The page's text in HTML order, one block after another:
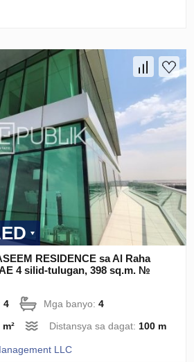
RESIDENCE sa Al Raha
4 silid-tulugan, 398 sq.m. №
4 Mga banyo:4
Distansya sa dagat:100 m
LLC